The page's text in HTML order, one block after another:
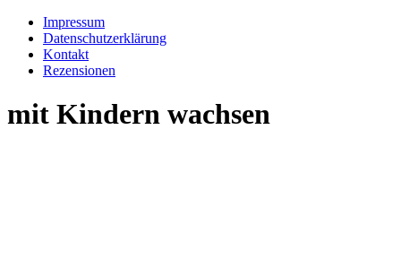
Impressum
Datenschutzerklärung
Kontakt
Rezensionen
mit Kindern wachsen